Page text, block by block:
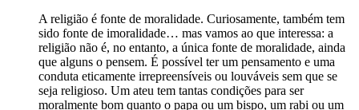
A religião é fonte de moralidade. Curiosamente, também tem
sido fonte de imoralidade… mas vamos ao que interessa: a
religião não é, no entanto, a única fonte de moralidade, ainda
que alguns o pensem. É possível ter um pensamento e uma
conduta eticamente irrepreensíveis ou louváveis sem que se
seja religioso. Um ateu tem tantas condições para ser
moralmente bom quanto o papa ou um bispo, um rabi ou um